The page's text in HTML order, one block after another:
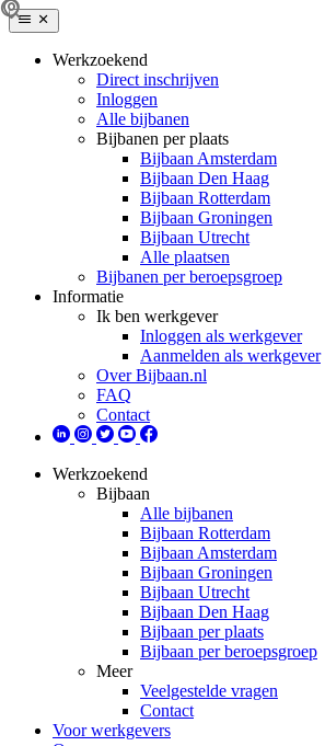
Werkzoekend
Direct inschrijven
Inloggen
Alle bijbanen
Bijbanen per plaats
Bijbaan Amsterdam
Bijbaan Den Haag
Bijbaan Rotterdam
Bijbaan Groningen
Bijbaan Utrecht
Alle plaatsen
Bijbanen per beroepsgroep
Informatie
Ik ben werkgever
Inloggen als werkgever
Aanmelden als werkgever
Over Bijbaan.nl
FAQ
Contact
Werkzoekend
Bijbaan
Alle bijbanen
Bijbaan Rotterdam
Bijbaan Amsterdam
Bijbaan Groningen
Bijbaan Utrecht
Bijbaan Den Haag
Bijbaan per plaats
Bijbaan per beroepsgroep
Meer
Veelgestelde vragen
Contact
Voor werkgevers